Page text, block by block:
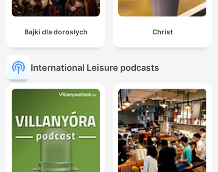
Bajki dla dorosłych Christ
International Leisure podcasts